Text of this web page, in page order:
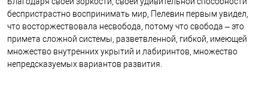
беспристрастно воспринимать мир, Пелевин первым увидел,
что восторжествовала несвобода, потому что свобода – это
примета сложной системы, разветвленной, гибкой, имеющей
множество внутренних укрытий и лабиринтов, множество
непредсказуемых вариантов развития.